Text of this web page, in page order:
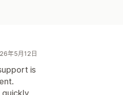
年5月12日
is
quickly